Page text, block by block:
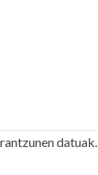
datuak.